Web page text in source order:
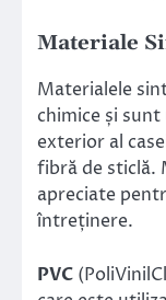
Materiale
Materialele
chimice și
exterior al
fibră de sticlă.
apreciate
întreținere.
PVC